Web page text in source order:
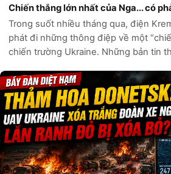
Chiến thắng lớn nhất của Nga... có
Trong suốt nhiều tháng qua, điện
phát đi những thông điệp về một
chiến trường Ukraine. Những bản tin
ngợi sức mạnh quân...